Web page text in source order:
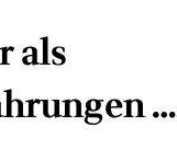
als
…